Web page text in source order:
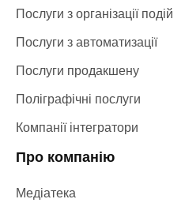
Послуги з організації подій
Послуги з автоматизації
Послуги продакшену
Поліграфічні послуги
Компанії інтегратори
Про компанію
Медіатека